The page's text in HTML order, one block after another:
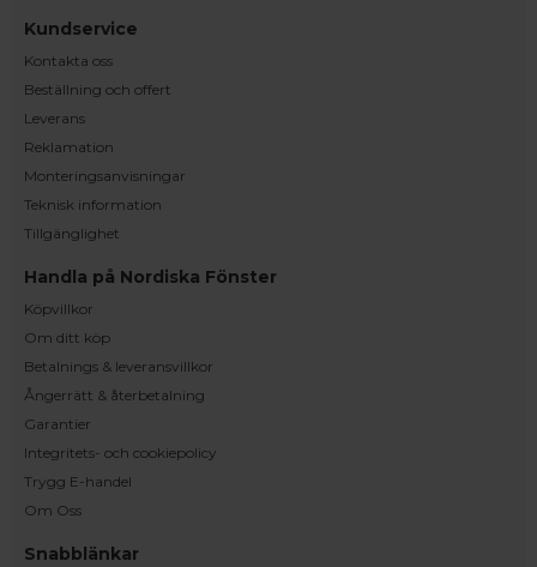
Kundservice
Kontakta oss
Beställning och offert
Leverans
Reklamation
Monteringsanvisningar
Teknisk information
Tillgänglighet
Handla på Nordiska Fönster
Köpvillkor
Om ditt köp
Betalnings & leveransvillkor
Ångerrätt & återbetalning
Garantier
Integritets- och cookiepolicy
Trygg E-handel
Om Oss
Snabblänkar